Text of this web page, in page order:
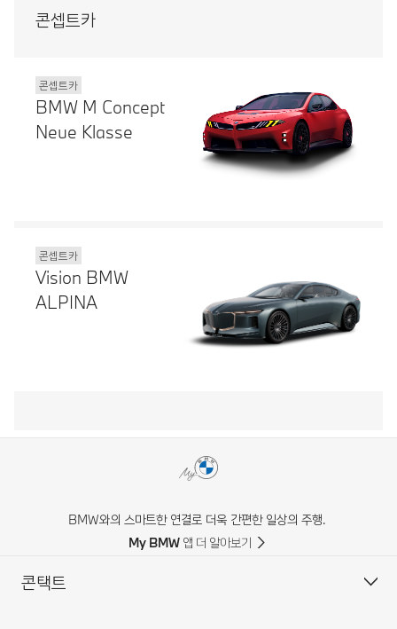
콘셉트카
콘셉트카
BMW M Concept
Neue Klasse
콘셉트카
Vision BMW
ALPINA
BMW와의 스마트한 연결로 더욱 간편한 일상의 주행.
My BMW 앱 더 알아보기
콘택트